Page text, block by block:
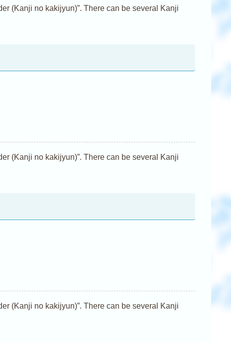
(Kanji no kakijyun)”. There can be several Kanji
(Kanji no kakijyun)”. There can be several Kanji
(Kanji no kakijyun)”. There can be several Kanji